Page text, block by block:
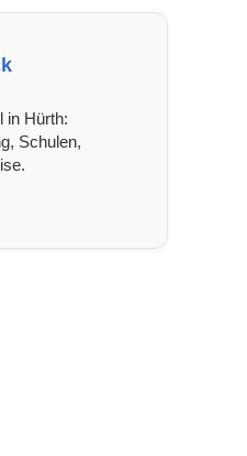
in Hürth:
Schulen,